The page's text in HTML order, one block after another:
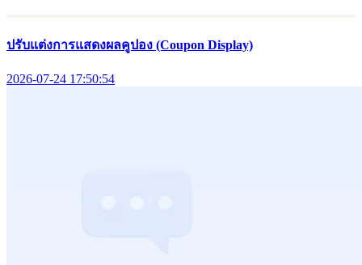
ปรับแต่งการแสดงผลคูปอง (Coupon Display)
2026-07-24 17:50:54